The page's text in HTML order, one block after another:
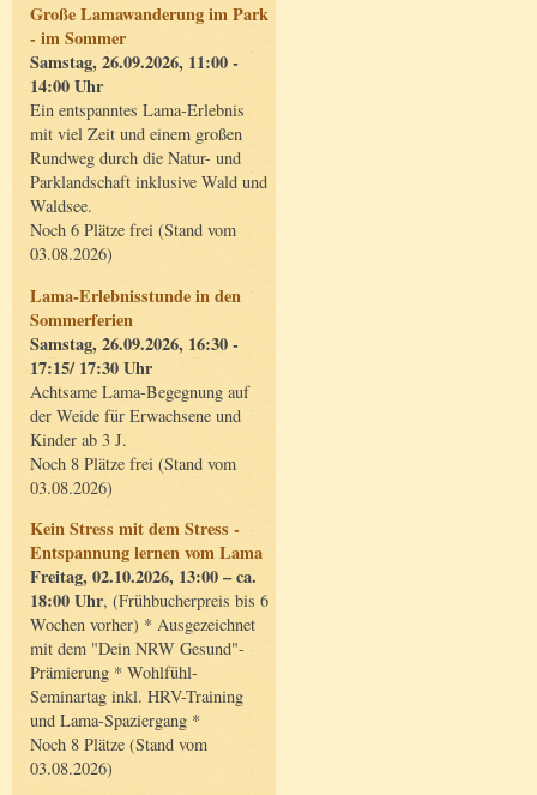
Große Lamawanderung im Park
- im Sommer
Samstag, 26.09.2026, 11:00 -
14:00 Uhr
Ein entspanntes Lama-Erlebnis
mit viel Zeit und einem großen
Rundweg durch die Natur- und
Parklandschaft inklusive Wald und
Waldsee.
Noch 6 Plätze frei (Stand vom
03.08.2026)
Lama-Erlebnisstunde in den
Sommerferien
Samstag, 26.09.2026, 16:30 -
17:15/ 17:30 Uhr
Achtsame Lama-Begegnung auf
der Weide für Erwachsene und
Kinder ab 3 J.
Noch 8 Plätze frei (Stand vom
03.08.2026)
Kein Stress mit dem Stress -
Entspannung lernen vom Lama
Freitag, 02.10.2026, 13:00 – ca.
18:00 Uhr, (Frühbucherpreis bis 6
Wochen vorher) * Ausgezeichnet
mit dem "Dein NRW Gesund"-
Prämierung * Wohlfühl-
Seminartag inkl. HRV-Training
und Lama-Spaziergang *
Noch 8 Plätze (Stand vom
03.08.2026)